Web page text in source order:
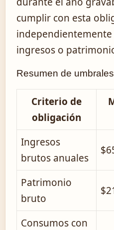
cumplir con esta
independientemente
ingresos o
Resumen de
Criterio de
obligación
Ingresos
brutos anuales
Patrimonio
bruto
Consumos con